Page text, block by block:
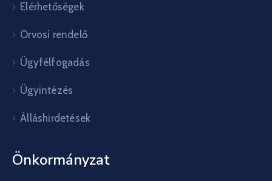
Elérhetőségek
Orvosi rendelő
Ügyfélfogadás
Ügyintézés
Álláshirdetések
Önkormányzat